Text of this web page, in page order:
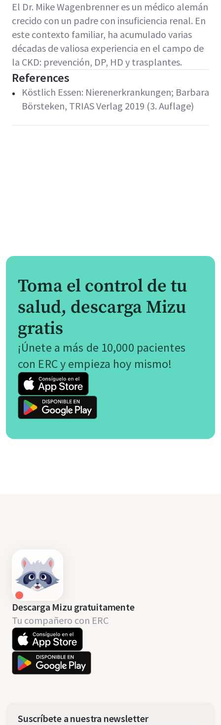
El Dr. Mike Wagenbrenner es un médico alemán
crecido con un padre con insuficiencia renal. En
este contexto familiar, ha acumulado varias
décadas de valiosa experiencia en el campo de
la CKD: prevención, DP, HD y trasplantes.
References
Köstlich Essen: Nierenerkrankungen; Barbara
Börsteken, TRIAS Verlag 2019 (3. Auflage)
Toma el control de tu
salud, descarga Mizu
gratis
¡Únete a más de 10,000 pacientes
con ERC y empieza hoy mismo!
Descarga Mizu gratuitamente
Tu compañero con ERC
Suscríbete a nuestra newsletter